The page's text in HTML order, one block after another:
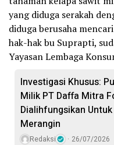
yang diduga serakah
diduga berusaha
hak-hak bu Suprapti,
Yayasan Lembaga
Investigasi Khusus:
Milik PT Daffa Mitra
Dialihfungsikan Untuk
Merangin
Redaksi 26/07/2026